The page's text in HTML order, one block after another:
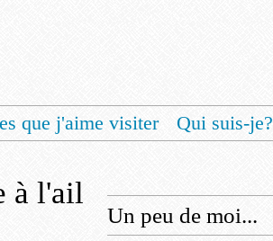
que j'aime visiter
Qui suis-je?
à l'ail
Un peu de moi...